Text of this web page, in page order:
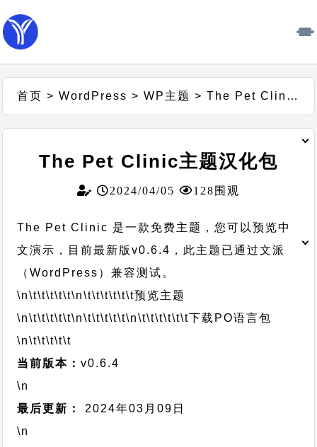
首页 >WordPress >WP主题 >The Pet Clinic主题汉化包
The Pet Clinic主题汉化包
2024/04/05 128围观
The Pet Clinic 是一款免费主题，您可以预览中
文演示，目前最新版v0.6.4，此主题已通过文派
（WordPress）兼容测试。
\n\t\t\t\t\t\n\t\t\t\t\t\t预览主题
\n\t\t\t\t\t\n\t\t\t\t\t\n\t\t\t\t\t\t下载PO语言包
\n\t\t\t\t\t
当前版本：v0.6.4
\n
最后更新：
2024年03月09日
\n